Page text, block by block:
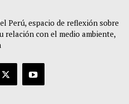
Perú, espacio de reflexión sobre
relación con el medio ambiente,